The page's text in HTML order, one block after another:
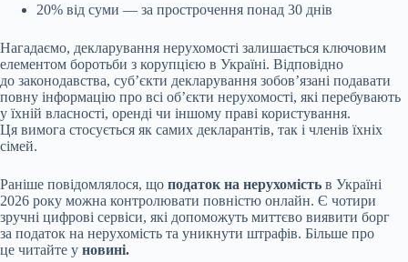
20% від суми — за прострочення понад 30 днів
Нагадаємо, декларування нерухомості залишається ключовим
елементом боротьби з корупцією в Україні. Відповідно
до законодавства, суб’єкти декларування зобов’язані подавати
повну інформацію про всі об’єкти нерухомості, які перебувають
у їхній власності, оренді чи іншому праві користування.
Ця вимога стосується як самих декларантів, так і членів їхніх
сімей.
Раніше повідомлялося, що податок на нерухомість в Україні
2026 року можна контролювати повністю онлайн. Є чотири
зручні цифрові сервіси, які допоможуть миттєво виявити борг
за податок на нерухомість та уникнути штрафів. Більше про
це читайте у новині.